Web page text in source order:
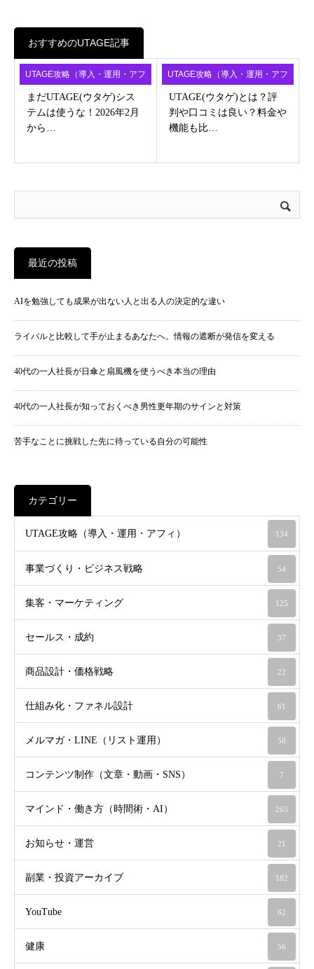
おすすめのUTAGE記事
UTAGE攻略（導入・運用・アフ
ィ）
まだUTAGE(ウタゲ)シス
テムは使うな！2026年2月
から…
UTAGE攻略（導入・運用・アフ
ィ）
UTAGE(ウタゲ)とは？評
判や口コミは良い？料金や
機能も比…
最近の投稿
AIを勉強しても成果が出ない人と出る人の決定的な違い
ライバルと比較して手が止まるあなたへ。情報の遮断が発信を変える
40代の一人社長が日傘と扇風機を使うべき本当の理由
40代の一人社長が知っておくべき男性更年期のサインと対策
苦手なことに挑戦した先に待っている自分の可能性
カテゴリー
UTAGE攻略（導入・運用・アフィ） 134
事業づくり・ビジネス戦略 54
集客・マーケティング 125
セールス・成約 37
商品設計・価格戦略 22
仕組み化・ファネル設計 61
メルマガ・LINE（リスト運用） 50
コンテンツ制作（文章・動画・SNS） 7
マインド・働き方（時間術・AI） 265
お知らせ・運営 21
副業・投資アーカイブ 182
YouTube 62
健康 56